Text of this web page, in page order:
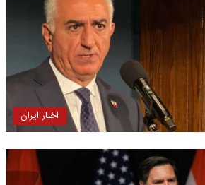
اخبار ایران